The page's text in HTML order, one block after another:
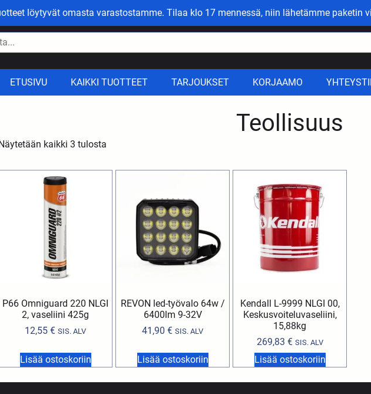
löytyvät omasta varastostamme. Tilaa klo 17 mennessä, niin lähetämme paketin
ETUSIVU KAIKKI TUOTTEET TARJOUKSET KORJAAMO
Teollisuus
kaikki 3 tulosta
P66 Omniguard 220 NLGI
2, vaseliini 425g
12,55€ SIS. ALV
Lisää ostoskoriin
REVON led-työvalo 64w /
6400lm 9-32V
41,90€ SIS. ALV
Lisää ostoskoriin
Kendall L-9999 NLGI 00,
Keskusvoiteluvaseliini,
15,88kg
269,83 € SIS. ALV
Lisää ostoskoriin